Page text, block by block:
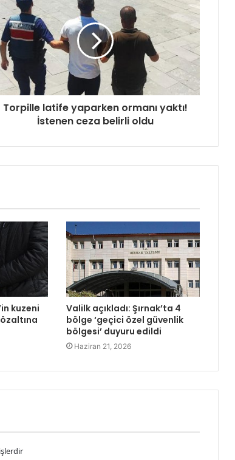
Torpille latife yaparken ormanı yaktı!
İstenen ceza belirli oldu
kuzeni
Valilk açıkladı: Şırnak’ta 4
bölge ‘geçici özel güvenlik
bölgesi’ duyuru edildi
Haziran 21, 2026